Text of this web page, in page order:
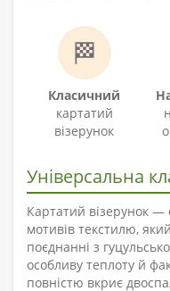
🏁
Класичний
картатий
візерунок
Універсальна
Картатий візерунок —
мотивів текстилю,
поєднанні з
особливу теплоту й
повністю вкриє